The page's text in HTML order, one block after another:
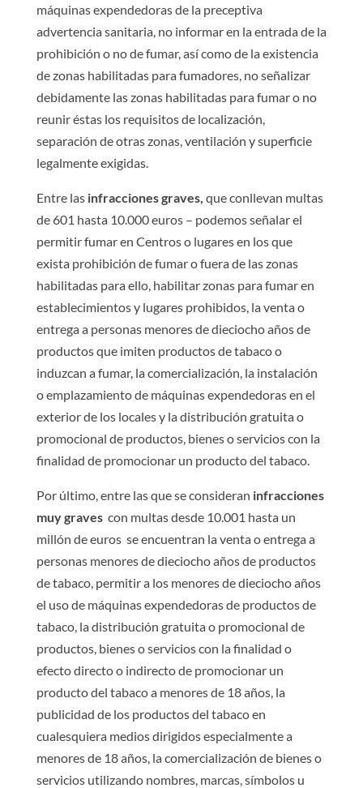
máquinas expendedoras de la preceptiva
advertencia sanitaria, no informar en la entrada de la
prohibición o no de fumar, así como de la existencia
de zonas habilitadas para fumadores, no señalizar
debidamente las zonas habilitadas para fumar o no
reunir éstas los requisitos de localización,
separación de otras zonas, ventilación y superficie
legalmente exigidas.
Entre las infracciones graves, que conllevan multas
de 601 hasta 10.000 euros – podemos señalar el
permitir fumar en Centros o lugares en los que
exista prohibición de fumar o fuera de las zonas
habilitadas para ello, habilitar zonas para fumar en
establecimientos y lugares prohibidos, la venta o
entrega a personas menores de dieciocho años de
productos que imiten productos de tabaco o
induzcan a fumar, la comercialización, la instalación
o emplazamiento de máquinas expendedoras en el
exterior de los locales y la distribución gratuita o
promocional de productos, bienes o servicios con la
finalidad de promocionar un producto del tabaco.
Por último, entre las que se consideran infracciones
muy graves  con multas desde 10.001 hasta un
millón de euros  se encuentran la venta o entrega a
personas menores de dieciocho años de productos
de tabaco, permitir a los menores de dieciocho años
el uso de máquinas expendedoras de productos de
tabaco, la distribución gratuita o promocional de
productos, bienes o servicios con la finalidad o
efecto directo o indirecto de promocionar un
producto del tabaco a menores de 18 años, la
publicidad de los productos del tabaco en
cualesquiera medios dirigidos especialmente a
menores de 18 años, la comercialización de bienes o
servicios utilizando nombres, marcas, símbolos u